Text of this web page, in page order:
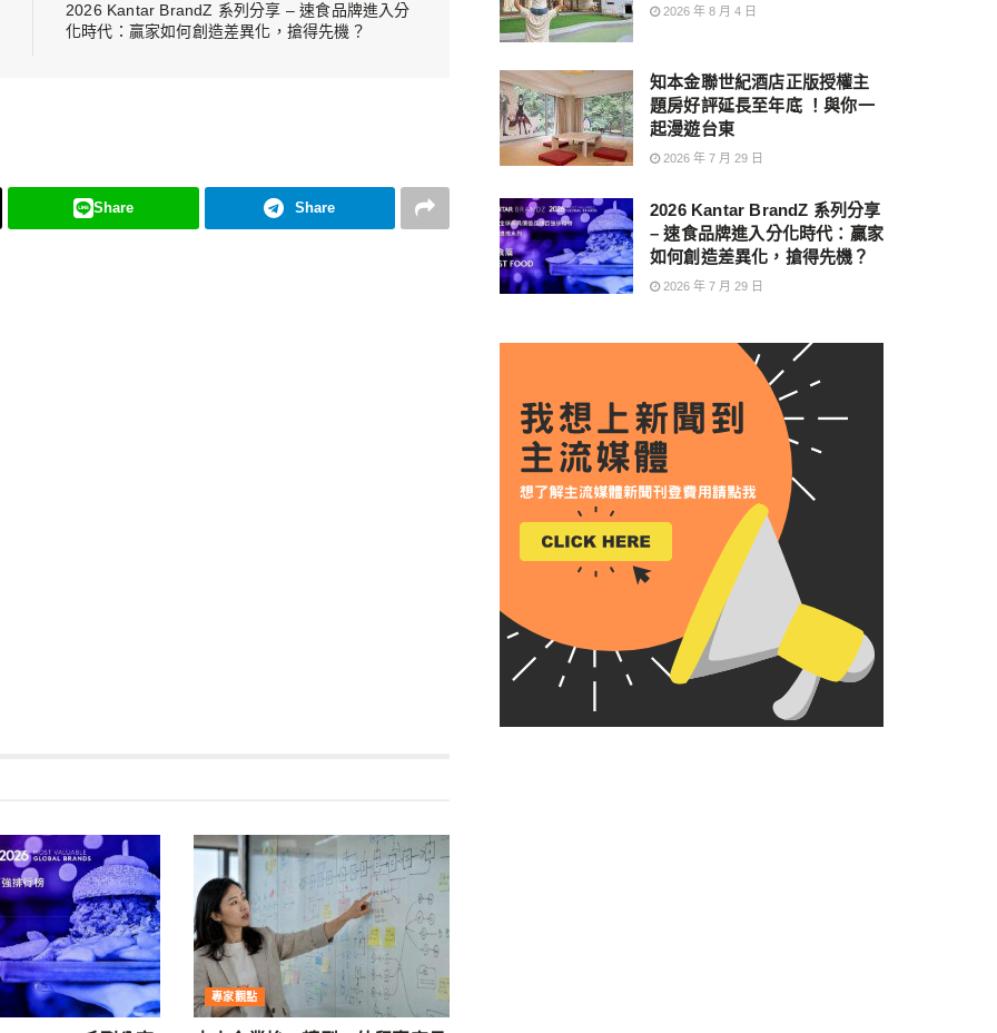
2026 Kantar BrandZ 系列分享 – 速食品牌進入分
化時代：贏家如何創造差異化，搶得先機？
Share Share
專家觀點
2026 年 8 月 4 日
知本金聯世紀酒店正版授權主
題房好評延長至年底 ！與你一
起漫遊台東
2026 年 7 月 29 日
2026 Kantar BrandZ 系列分享
– 速食品牌進入分化時代：贏家
如何創造差異化，搶得先機？
2026 年 7 月 29 日